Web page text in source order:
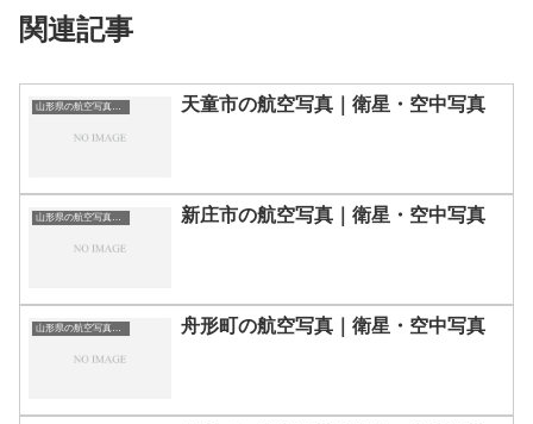
関連記事
山形県の航空写真・空中写真 天童市の航空写真｜衛星・空中写真
山形県の航空写真・空中写真 新庄市の航空写真｜衛星・空中写真
山形県の航空写真・空中写真 舟形町の航空写真｜衛星・空中写真